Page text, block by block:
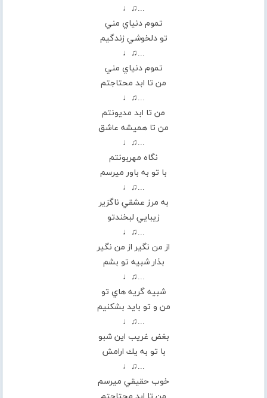
...♫♩
تموم دنياي مني
تو دلخوشي زندگيم
...♫♩
تموم دنياي مني
من تا ابد محتاجتم
...♫♩
من تا ابد مديونتم
من تا هميشه عاشق
...♫♩
نگاه مهربونتم
با تو به باور ميرسم
...♫♩
به مرز عشقي ناگزير
زيبايي لبخندتو
...♫♩
از من نگير از من نگير
بذار شبيه تو بشم
...♫♩
شبيه گريه هاي تو
من و تو بايد بشكنيم
...♫♩
بغض غريب اين شبو
با تو به يك ارامش
...♫♩
خوب حقيقي ميرسم